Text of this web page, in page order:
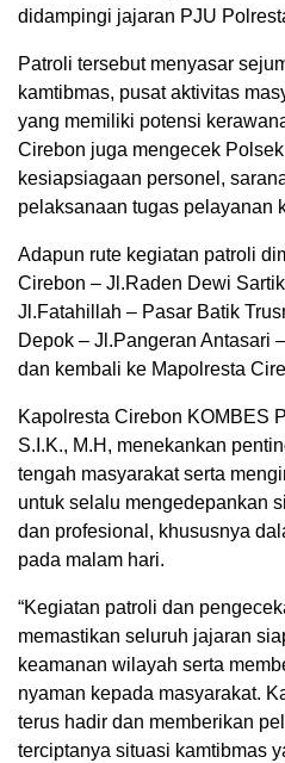
didampingi jajaran PJU
Patroli tersebut menyasar
kamtibmas, pusat aktivitas
yang memiliki potensi
Cirebon juga mengecek
kesiapsiagaan personel,
pelaksanaan tugas pelayanan
Adapun rute kegiatan patroli
Cirebon – Jl.Raden Dewi
Jl.Fatahillah – Pasar Batik
Depok – Jl.Pangeran Antasari
dan kembali ke Mapolresta
Kapolresta Cirebon KOMBES
S.I.K., M.H, menekankan
tengah masyarakat serta
untuk selalu mengedepankan
dan profesional, khususnya
pada malam hari.
“Kegiatan patroli dan
memastikan seluruh jajaran
keamanan wilayah serta
nyaman kepada masyarakat.
terus hadir dan memberikan
terciptanya situasi kamtibmas